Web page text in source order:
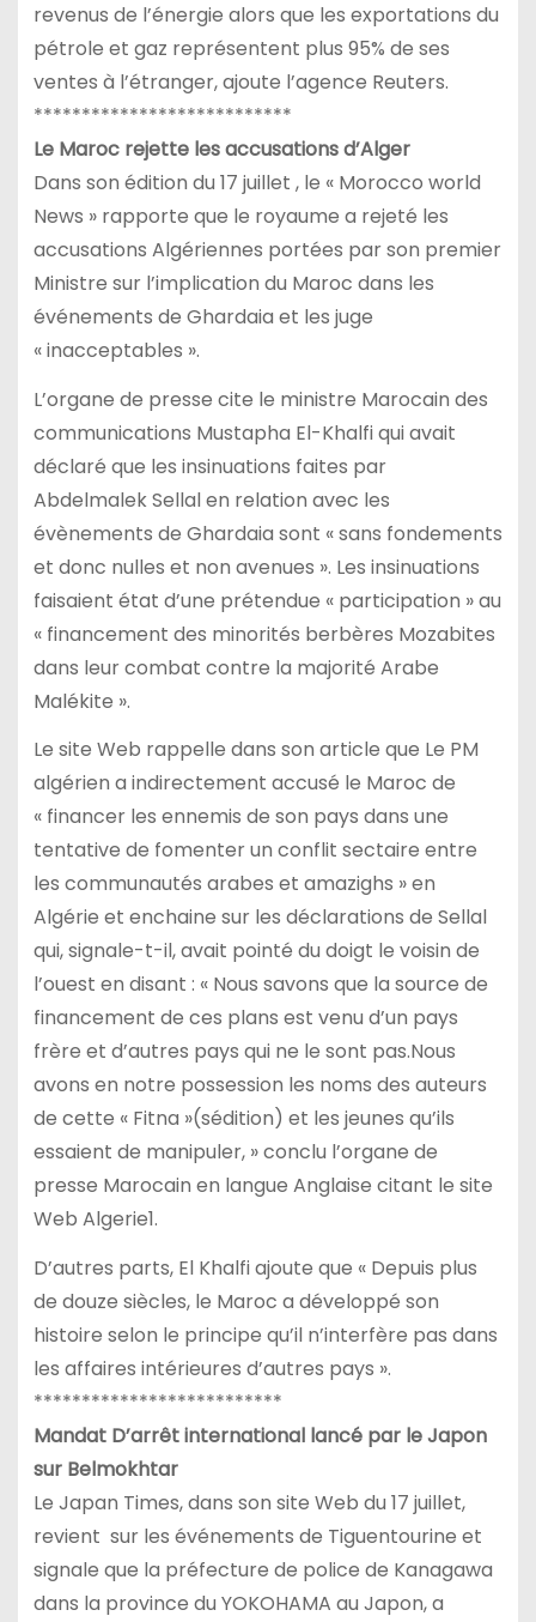
revenus de l’énergie alors que les exportations du
pétrole et gaz représentent plus 95% de ses
ventes à l’étranger, ajoute l’agence Reuters.
***************************
Le Maroc rejette les accusations d’Alger
Dans son édition du 17 juillet , le « Morocco world
News » rapporte que le royaume a rejeté les
accusations Algériennes portées par son premier
Ministre sur l’implication du Maroc dans les
événements de Ghardaia et les juge
« inacceptables ».
L’organe de presse cite le ministre Marocain des
communications Mustapha El-Khalfi qui avait
déclaré que les insinuations faites par
Abdelmalek Sellal en relation avec les
évènements de Ghardaia sont « sans fondements
et donc nulles et non avenues ». Les insinuations
faisaient état d’une prétendue « participation » au
« financement des minorités berbères Mozabites
dans leur combat contre la majorité Arabe
Malékite ».
Le site Web rappelle dans son article que Le PM
algérien a indirectement accusé le Maroc de
« financer les ennemis de son pays dans une
tentative de fomenter un conflit sectaire entre
les communautés arabes et amazighs » en
Algérie et enchaine sur les déclarations de Sellal
qui, signale-t-il, avait pointé du doigt le voisin de
l’ouest en disant : « Nous savons que la source de
financement de ces plans est venu d’un pays
frère et d’autres pays qui ne le sont pas.Nous
avons en notre possession les noms des auteurs
de cette « Fitna »(sédition) et les jeunes qu’ils
essaient de manipuler, » conclu l’organe de
presse Marocain en langue Anglaise citant le site
Web Algerie1.
D’autres parts, El Khalfi ajoute que « Depuis plus
de douze siècles, le Maroc a développé son
histoire selon le principe qu’il n’interfère pas dans
les affaires intérieures d’autres pays ».
**************************
Mandat D’arrêt international lancé par le Japon
sur Belmokhtar
Le Japan Times, dans son site Web du 17 juillet,
revient sur les événements de Tiguentourine et
signale que la préfecture de police de Kanagawa
dans la province du YOKOHAMA au Japon, a